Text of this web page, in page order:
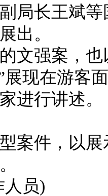
局长王斌
出。
强案，也
展现在游客
进行讲述。
件，以展
员)